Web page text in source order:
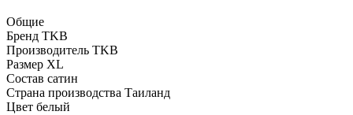
Общие
Бренд TKB
Производитель TKB
Размер XL
Состав сатин
Страна производства Таиланд
Цвет белый